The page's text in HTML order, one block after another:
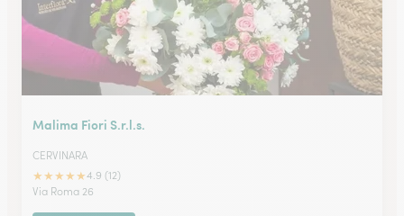
Malima Fiori S.r.l.s.
CERVINARA
★★★★★4.9 (12)
Via Roma 26